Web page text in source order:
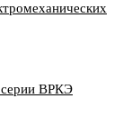
серии ВРКЭ